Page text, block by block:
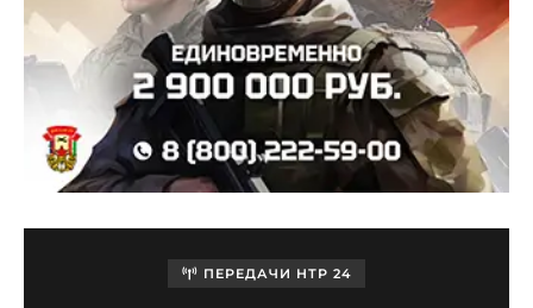
ПЕРЕДАЧИ НТР 24